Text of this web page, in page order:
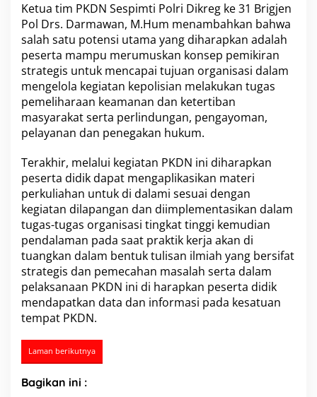
Ketua tim PKDN Sespimti Polri Dikreg ke 31 Brigjen
Pol Drs. Darmawan, M.Hum menambahkan bahwa
salah satu potensi utama yang diharapkan adalah
peserta mampu merumuskan konsep pemikiran
strategis untuk mencapai tujuan organisasi dalam
mengelola kegiatan kepolisian melakukan tugas
pemeliharaan keamanan dan ketertiban
masyarakat serta perlindungan, pengayoman,
pelayanan dan penegakan hukum.
Terakhir, melalui kegiatan PKDN ini diharapkan
peserta didik dapat mengaplikasikan materi
perkuliahan untuk di dalami sesuai dengan
kegiatan dilapangan dan diimplementasikan dalam
tugas-tugas organisasi tingkat tinggi kemudian
pendalaman pada saat praktik kerja akan di
tuangkan dalam bentuk tulisan ilmiah yang bersifat
strategis dan pemecahan masalah serta dalam
pelaksanaan PKDN ini di harapkan peserta didik
mendapatkan data dan informasi pada kesatuan
tempat PKDN.
Laman berikutnya
Bagikan ini :